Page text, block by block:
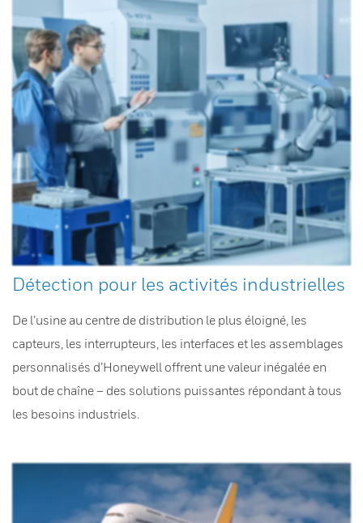
Détection pour les activités industrielles
De l’usine au centre de distribution le plus éloigné, les
capteurs, les interrupteurs, les interfaces et les assemblages
personnalisés d’Honeywell offrent une valeur inégalée en
bout de chaîne – des solutions puissantes répondant à tous
les besoins industriels.